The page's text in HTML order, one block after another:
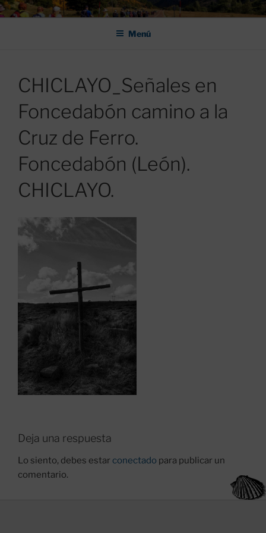
Saltar
al
ASOCIACIÓN DE AMIGOS DEL
CAMINO DE SANTIAGO DE
Menú
CHICLAYO_Señales en
Foncedabón camino a la
Cruz de Ferro.
Foncedabón (León).
CHICLAYO.
Deja una respuesta
Lo siento, debes estar conectado para publicar un
comentario.